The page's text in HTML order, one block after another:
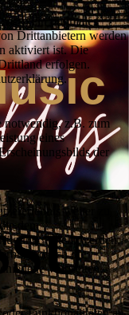
ein optimales
Drittanbietern werden
aktiviert ist. Die
erfolgen.
notwendig, z.B. zum
eines
der
weiter zu
dem
gestellt werden,
durch die
Webseiten.